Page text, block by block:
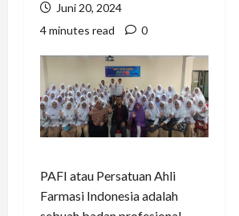
Juni 20, 2024
4 minutes read
0
PAFI atau Persatuan Ahli
Farmasi Indonesia adalah